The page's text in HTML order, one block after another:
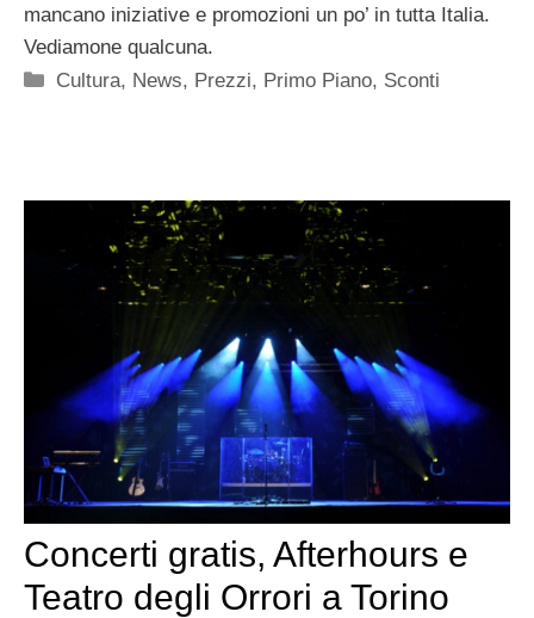
mancano iniziative e promozioni un po’ in tutta Italia.
Vediamone qualcuna.
Categorie
Cultura, News, Prezzi, Primo Piano, Sconti
Concerti gratis, Afterhours e
Teatro degli Orrori a Torino